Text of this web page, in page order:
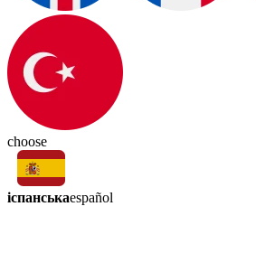
choose
іспанськаespañol